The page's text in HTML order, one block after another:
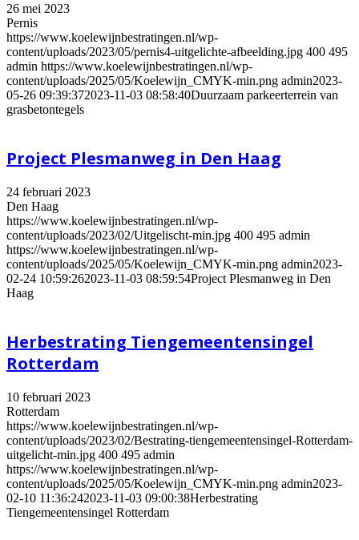
26 mei 2023
Pernis
https://www.koelewijnbestratingen.nl/wp-
content/uploads/2023/05/pernis4-uitgelichte-afbeelding.jpg 400 495
admin https://www.koelewijnbestratingen.nl/wp-
content/uploads/2025/05/Koelewijn_CMYK-min.png admin2023-
05-26 09:39:372023-11-03 08:58:40Duurzaam parkeerterrein van
grasbetontegels
Project Plesmanweg in Den Haag
24 februari 2023
Den Haag
https://www.koelewijnbestratingen.nl/wp-
content/uploads/2023/02/Uitgelischt-min.jpg 400 495 admin
https://www.koelewijnbestratingen.nl/wp-
content/uploads/2025/05/Koelewijn_CMYK-min.png admin2023-
02-24 10:59:262023-11-03 08:59:54Project Plesmanweg in Den
Haag
Herbestrating Tiengemeentensingel
Rotterdam
10 februari 2023
Rotterdam
https://www.koelewijnbestratingen.nl/wp-
content/uploads/2023/02/Bestrating-tiengemeentensingel-Rotterdam-
uitgelicht-min.jpg 400 495 admin
https://www.koelewijnbestratingen.nl/wp-
content/uploads/2025/05/Koelewijn_CMYK-min.png admin2023-
02-10 11:36:242023-11-03 09:00:38Herbestrating
Tiengemeentensingel Rotterdam